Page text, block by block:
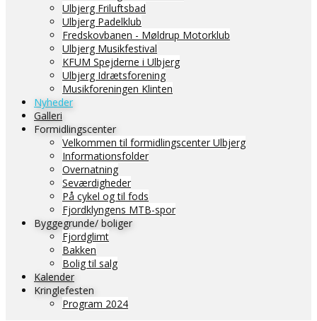
Ulbjerg Friluftsbad
Ulbjerg Padelklub
Fredskovbanen - Møldrup Motorklub
Ulbjerg Musikfestival
KFUM Spejderne i Ulbjerg
Ulbjerg Idrætsforening
Musikforeningen Klinten
Nyheder
Galleri
Formidlingscenter
Velkommen til formidlingscenter Ulbjerg
Informationsfolder
Overnatning
Seværdigheder
På cykel og til fods
Fjordklyngens MTB-spor
Byggegrunde/ boliger
Fjordglimt
Bakken
Bolig til salg
Kalender
Kringlefesten
Program 2024